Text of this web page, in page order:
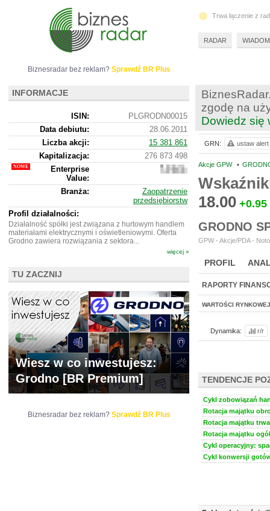
zgodę na
Dowiedz się
Akcje GPW •
18.00 +0.95
GRODNO
GPW - Akcje/PDA -
PROFIL
WYCENA BR
RAPORTY
WARTOŚCI RYNKOWEJ
Dynamika: r/r
TENDENCJE
Cykl zobowiązań
Rotacja majątku
Rotacja majątku
Rotacja majątku
Cykl operacyjny:
Cykl konwersji
GRN: ustaw alert
Biznesradar bez reklam? Sprawdź BR Plus
INFORMACJE
ISIN:
PLGRODN00015
Data debiutu:
28.06.2011
Liczba akcji:
15 381 861
Kapitalizacja:
276 873 498
Enterprise
Value:
337
498
Branża:
Zaopatrzenie
przedsiębiorstw
Profil działalności:
Działalność spółki jest związana z hurtowym handlem
materiałami elektrycznymi i oświetleniowymi. Oferta
Grodno zawiera rozwiązania z sektora...
więcej »
TU ZACZNIJ
Wiesz w co inwestujesz:
Grodno [BR Premium]
Biznesradar bez reklam? Sprawdź BR Plus
Trwa łączenie z
RADAR